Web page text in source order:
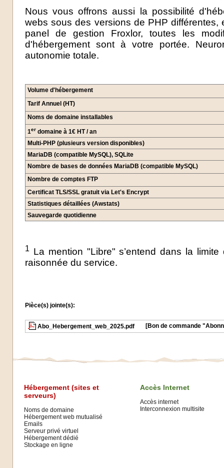
Nous vous offrons aussi la possibilité
webs sous des versions de PHP différentes,
panel de gestion Froxlor, toutes les
d'hébergement sont à votre portée.
autonomie totale.
Volume d'hébergement
Tarif Annuel (HT)
Noms de domaine installables
1er domaine à 1€ HT / an
Multi-PHP (plusieurs version disponibles)
MariaDB (compatible MySQL), SQLite
Nombre de bases de données MariaDB (compatible MySQL)
Nombre de comptes FTP
Certificat TLS/SSL gratuit via Let's Encrypt
Statistiques détaillées (Awstats)
Sauvegarde quotidienne
1 La mention "Libre" s’entend dans la limite
raisonnée du service.
Pièce(s) jointe(s):
Abo_Hebergement_web_2025.pdf [Bon de commande
Hébergement (sites et
serveurs)
Noms de domaine
Hébergement web mutualisé
Emails
Serveur privé virtuel
Hébergement dédié
Stockage en ligne
Accès Internet
Accès internet
Interconnexion multisite